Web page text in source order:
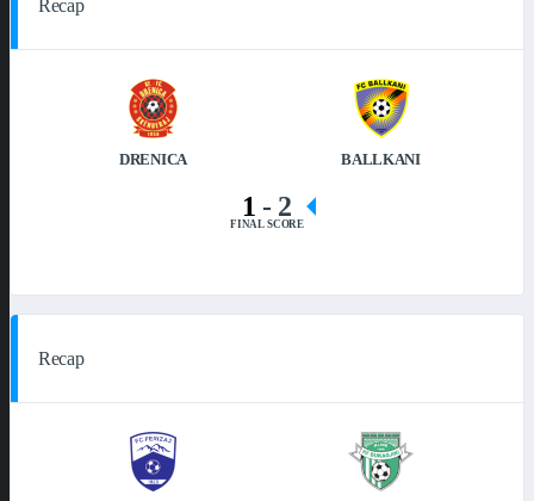
Recap
DRENICA BALLKANI
1- 2
FINAL SCORE
Recap